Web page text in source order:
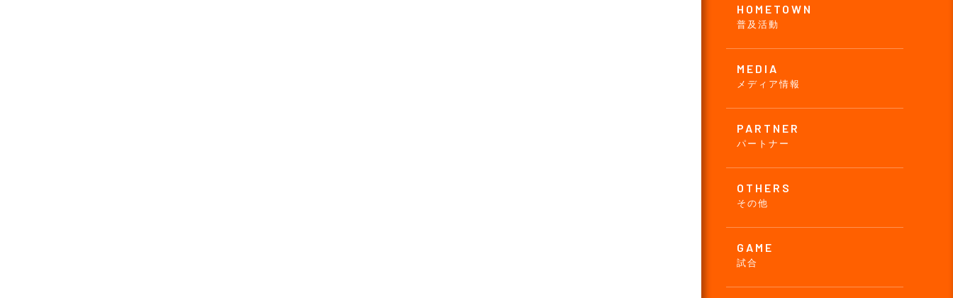
HOMETOWN
普及活動
MEDIA
メディア情報
PARTNER
パートナー
OTHERS
その他
GAME
試合